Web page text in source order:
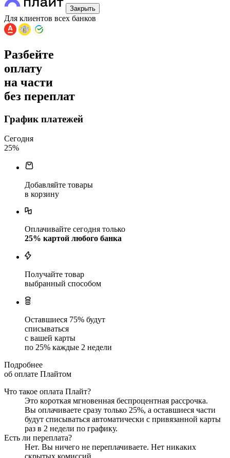
Закрыть
Для клиентов всех банков
Разбейте
оплату
на части
без переплат
График платежей
Сегодня
25%
Добавляйте товары
в корзину
Оплачивайте сегодня только
25% картой любого банка
Получайте товар
выбранный способом
Оставшиеся 75% будут
списываться
с вашей карты
по 25% каждые 2 недели
Подробнее
об оплате Плайтом
Что такое оплата Плайт?
Это короткая мгновенная беспроцентная рассрочка.
Вы оплачиваете сразу только 25%, а оставшиеся части
будут списываться автоматически с привязанной карты
раз в 2 недели по графику.
Есть ли переплата?
Нет. Вы ничего не переплачиваете. Нет никаких